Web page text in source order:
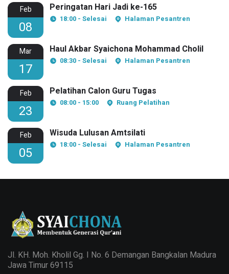
Feb
08
Peringatan Hari Jadi ke-165
18:00 - Selesai Halaman Pesantren
Mar
17
Haul Akbar Syaichona Mohammad Cholil
08:30 - Selesai Halaman Pesantren
Feb
23
Pelatihan Calon Guru Tugas
08:00 - 15:00 Ruang Pelatihan
Feb
05
Wisuda Lulusan Amtsilati
18:00 - Selesai Halaman Pesantren
Jl. KH. Moh. Kholil Gg. I No. 6 Demangan Bangkalan Madura
Jawa Timur 69115